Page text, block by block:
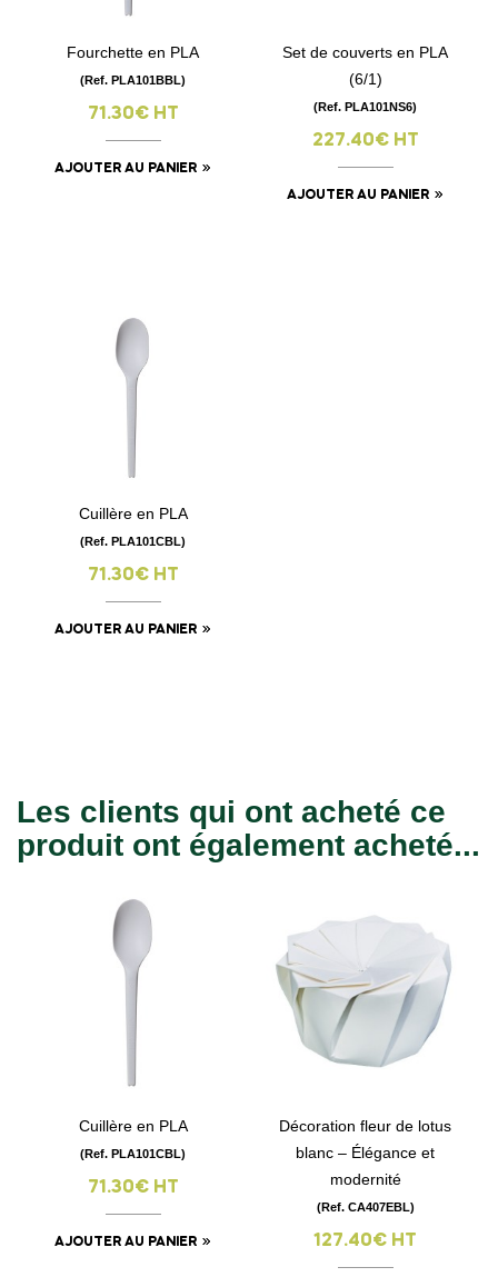
Fourchette en PLA
(Ref. PLA101BBL)
71.30€ HT
AJOUTER AU PANIER
Set de couverts en PLA
(6/1)
(Ref. PLA101NS6)
227.40€ HT
AJOUTER AU PANIER
Cuillère en PLA
(Ref. PLA101CBL)
71.30€ HT
AJOUTER AU PANIER
Les clients qui ont acheté ce
produit ont également acheté...
Cuillère en PLA
(Ref. PLA101CBL)
71.30€ HT
AJOUTER AU PANIER
Décoration fleur de lotus
blanc – Élégance et
modernité
(Ref. CA407EBL)
127.40€ HT